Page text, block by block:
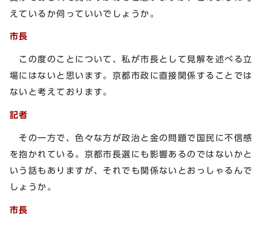
えているか伺っていいでしょうか。
市長
この度のことについて、私が市長として見解を述べる立
場にはないと思います。京都市政に直接関係することでは
ないと考えております。
記者
その一方で、色々な方が政治と金の問題で国民に不信感
を抱かれている。京都市長選にも影響あるのではないかと
いう話もありますが、それでも関係ないとおっしゃるんで
しょうか。
市長